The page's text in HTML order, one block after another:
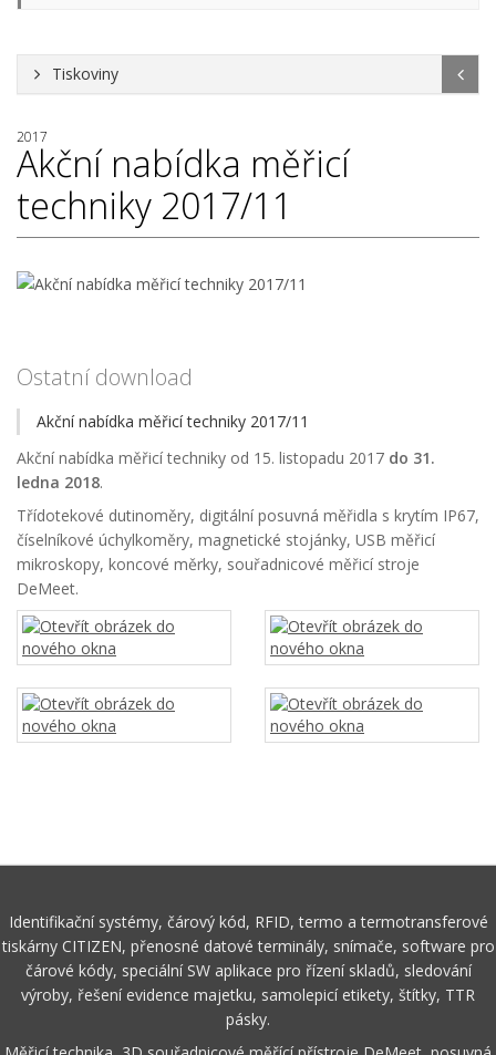
Tiskoviny
2017
Akční nabídka měřicí
techniky 2017/11
Ostatní download
Akční nabídka měřicí techniky 2017/11
Akční nabídka měřicí techniky od 15. listopadu 2017 do 31.
ledna 2018.
Třídotekové dutinoměry, digitální posuvná měřidla s krytím IP67,
číselníkové úchylkoměry, magnetické stojánky, USB měřicí
mikroskopy, koncové měrky, souřadnicové měřicí stroje
DeMeet.
Identifikační systémy, čárový kód, RFID, termo a termotransferové
tiskárny CITIZEN, přenosné datové terminály, snímače, software pro
čárové kódy, speciální SW aplikace pro řízení skladů, sledování
výroby, řešení evidence majetku, samolepicí etikety, štítky, TTR
pásky.